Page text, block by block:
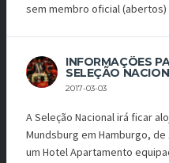
sem membro oficial
INFORMAÇÕES
SELEÇÃO
2017-03-03
A Seleção Nacional irá ficar
Mundsburg em Hamburgo, de
um Hotel Apartamento